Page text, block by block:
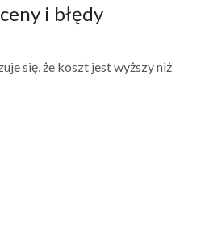
i błędy
się, że koszt jest wyższy niż